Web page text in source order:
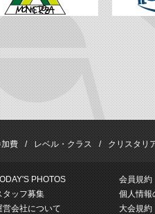
費 レベル・クラス クリスタリ
PHOTOS
タッフ募集
営会社について
会員規約
個人情報
大会規約